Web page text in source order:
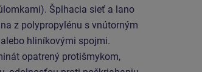
Šplhacia sieť a lano
z polypropylénu s vnútorným
hliníkovými spojmi.
opatrený protišmykom,